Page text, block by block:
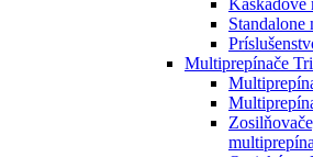
Kaskádové
Standalone
Multiprepínače